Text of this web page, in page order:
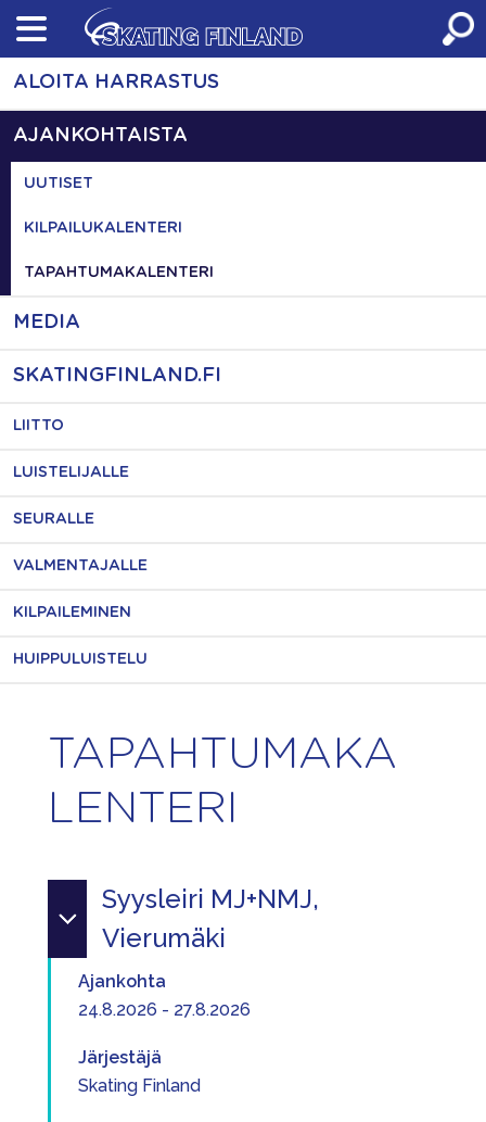
Skip
content
ALOITA HARRASTUS
AJANKOHTAISTA
UUTISET
KILPAILUKALENTERI
TAPAHTUMAKALENTERI
MEDIA
SKATINGFINLAND.FI
LIITTO
LUISTELIJALLE
SEURALLE
VALMENTAJALLE
KILPAILEMINEN
HUIPPULUISTELU
TAPAHTUMAKA
LENTERI
Syysleiri MJ+NMJ,
Vierumäki
Ajankohta
24.8.2026 - 27.8.2026
Järjestäjä
Skating Finland